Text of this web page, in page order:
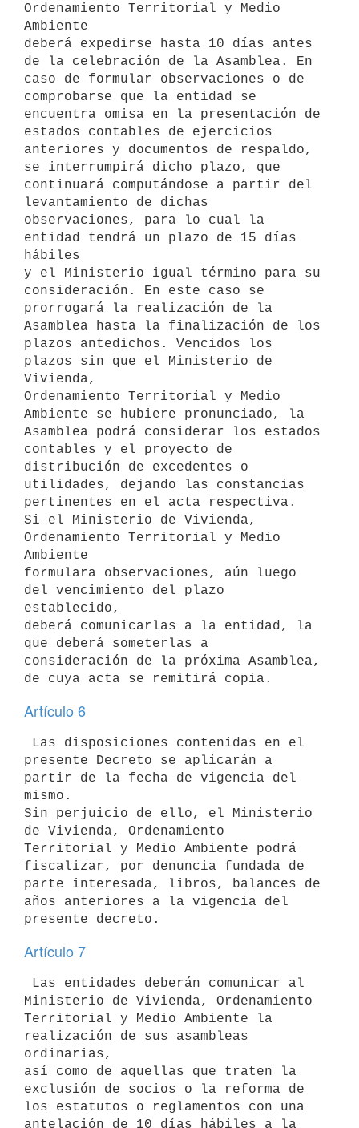
Ordenamiento Territorial y Medio
Ambiente
deberá expedirse hasta 10 días antes
de la celebración de la Asamblea. En
caso de formular observaciones o de
comprobarse que la entidad se
encuentra omisa en la presentación de
estados contables de ejercicios
anteriores y documentos de respaldo,
se interrumpirá dicho plazo, que
continuará computándose a partir del
levantamiento de dichas
observaciones, para lo cual la
entidad tendrá un plazo de 15 días
hábiles
y el Ministerio igual término para su
consideración. En este caso se
prorrogará la realización de la
Asamblea hasta la finalización de los
plazos antedichos. Vencidos los
plazos sin que el Ministerio de
Vivienda,
Ordenamiento Territorial y Medio
Ambiente se hubiere pronunciado, la
Asamblea podrá considerar los estados
contables y el proyecto de
distribución de excedentes o
utilidades, dejando las constancias
pertinentes en el acta respectiva.
Si el Ministerio de Vivienda,
Ordenamiento Territorial y Medio
Ambiente
formulara observaciones, aún luego
del vencimiento del plazo
establecido,
deberá comunicarlas a la entidad, la
que deberá someterlas a
consideración de la próxima Asamblea,
Artículo 6
presente Decreto se aplicarán a
partir de la fecha de vigencia del
mismo.
Sin perjuicio de ello, el Ministerio
de Vivienda, Ordenamiento
Territorial y Medio Ambiente podrá
fiscalizar, por denuncia fundada de
parte interesada, libros, balances de
años anteriores a la vigencia del
Artículo 7
Ministerio de Vivienda, Ordenamiento
Territorial y Medio Ambiente la
realización de sus asambleas
ordinarias,
así como de aquellas que traten la
exclusión de socios o la reforma de
los estatutos o reglamentos con una
antelación de 10 días hábiles a la